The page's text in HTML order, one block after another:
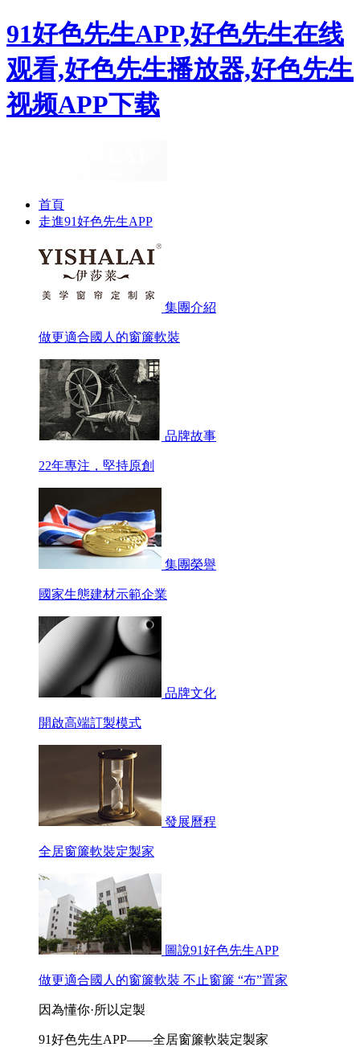
91好色先生APP,好色先生在线
观看,好色先生播放器,好色先生
视频APP下载
首頁
走進91好色先生APP
集團介紹
做更適合國人的窗簾軟裝
品牌故事
22年專注，堅持原創
集團榮譽
國家生態建材示範企業
品牌文化
開啟高端訂製模式
發展曆程
全居窗簾軟裝定製家
圖說91好色先生APP
做更適合國人的窗簾軟裝 不止窗簾 “布”置家
因為懂你·所以定製
91好色先生APP——全居窗簾軟裝定製家